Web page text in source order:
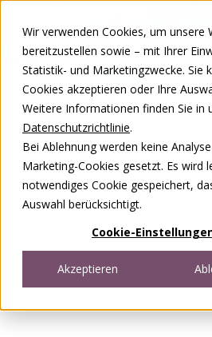
Wir verwenden Cookies, um unsere
bereitzustellen sowie – mit Ihrer
Statistik- und Marketingzwecke. Sie
Cookies akzeptieren oder Ihre
Weitere Informationen finden Sie in
Datenschutzrichtlinie.
Bei Ablehnung werden keine
Marketing-Cookies gesetzt. Es wird
notwendiges Cookie gespeichert,
Auswahl berücksichtigt.
Cookie-
Akzeptieren
DEFR
Open menu